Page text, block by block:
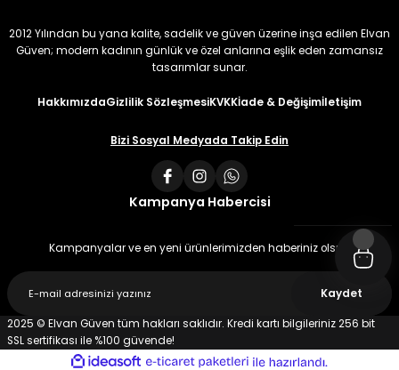
2012 Yılından bu yana kalite, sadelik ve güven üzerine inşa edilen Elvan
Güven; modern kadının günlük ve özel anlarına eşlik eden zamansız
tasarımlar sunar.
HakkımızdaGizlilik SözleşmesiKVKKİade & Değişimİletişim
Bizi Sosyal Medyada Takip Edin
Kampanya Habercisi
Kampanyalar ve en yeni ürünlerimizden haberiniz olsun
Kaydet
2025 © Elvan Güven tüm hakları saklıdır. Kredi kartı bilgileriniz 256 bit
SSL sertifikası ile %100 güvende!
ideasoft e-